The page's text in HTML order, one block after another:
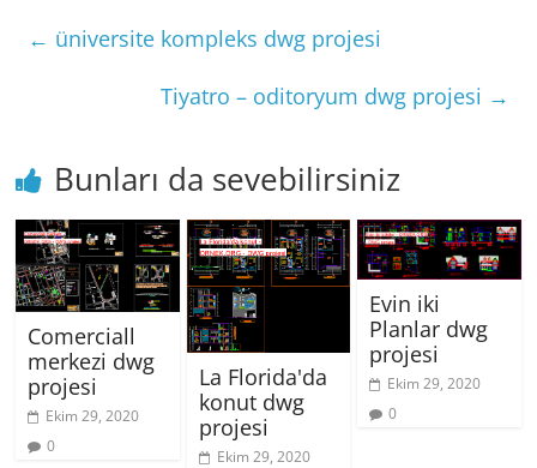
← üniversite kompleks dwg projesi
Tiyatro – oditoryum dwg projesi →
Bunları da sevebilirsiniz
Comerciall
merkezi dwg
projesi
Ekim 29, 2020
0
La Florida'da
konut dwg
projesi
Ekim 29, 2020
Evin iki
Planlar dwg
projesi
Ekim 29, 2020
0